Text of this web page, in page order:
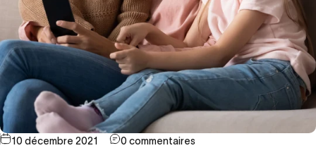
10 décembre 2021 0 commentaires